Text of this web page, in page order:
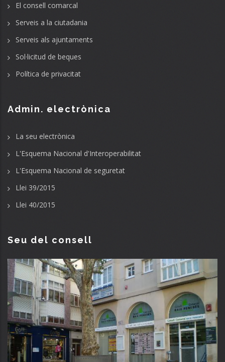
El consell comarcal
Serveis a la ciutadania
Serveis als ajuntaments
Sol·licitud de beques
Política de privacitat
Admin. electrònica
La seu electrònica
L'Esquema Nacional d'Interoperabilitat
L'Esquema Nacional de seguretat
Llei 39/2015
Llei 40/2015
Seu del consell